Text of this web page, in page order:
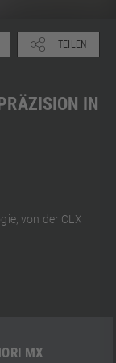
IN
TEILEN
von der CLX
MX